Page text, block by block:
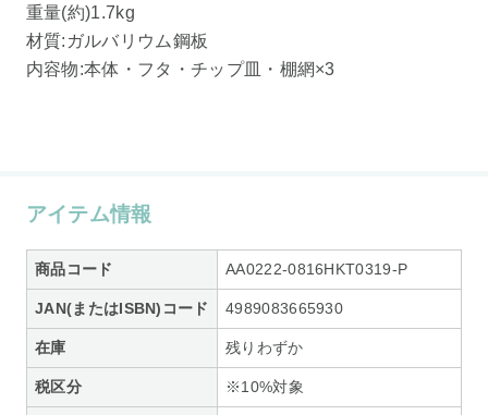
重量(約)1.7kg
材質:ガルバリウム鋼板
内容物:本体・フタ・チップ皿・棚網×3
アイテム情報
商品コード AA0222-0816HKT0319-P
JAN(またはISBN)コード 4989083665930
在庫 残りわずか
税区分 ※10%対象